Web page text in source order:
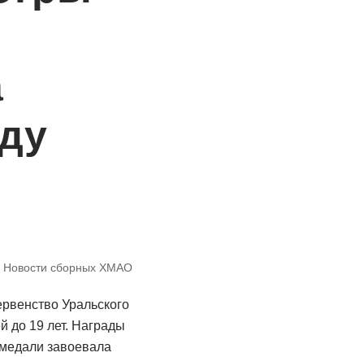
Новости сборных ХМАО
Уральского
до 19 лет. Награды
завоевала